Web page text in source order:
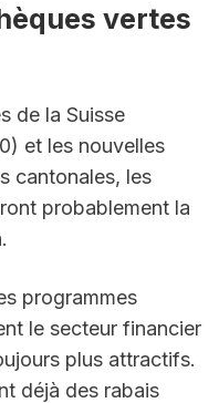
vertes
de la Suisse
et les nouvelles
cantonales, les
probablement la
programmes
le secteur financier
plus attractifs.
déjà des rabais